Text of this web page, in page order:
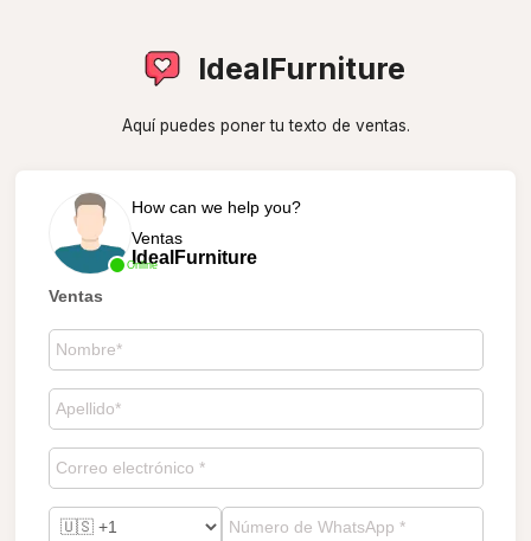
IdealFurniture
Aquí puedes poner tu texto de ventas.
Online
How can we help you?
Ventas
IdealFurniture
Ventas